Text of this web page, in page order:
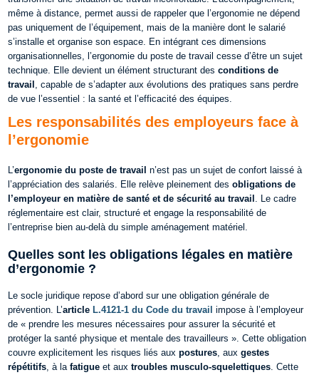
même à distance, permet aussi de rappeler que l’ergonomie ne dépend
pas uniquement de l’équipement, mais de la manière dont le salarié
s’installe et organise son espace. En intégrant ces dimensions
organisationnelles, l’ergonomie du poste de travail cesse d’être un sujet
technique. Elle devient un élément structurant desconditions de
travail , capable de s’adapter aux évolutions des pratiques sans perdre
de vue l’essentiel : la santé et l’efficacité des équipes.
Les responsabilités des employeurs face à
l’ergonomie
L’ergonomie du poste de travail n’est pas un sujet de confort laissé à
l’appréciation des salariés. Elle relève pleinement desobligations de
l’employeur en matière de santé et de sécurité au travail . Le cadre
réglementaire est clair, structuré et engage la responsabilité de
l’entreprise bien au-delà du simple aménagement matériel.
Quelles sont les obligations légales en matière
d’ergonomie ?
Le socle juridique repose d’abord sur une obligation générale de
prévention. L’article L.4121-1 du Code du travail impose à l’employeur
de « prendre les mesures nécessaires pour assurer la sécurité et
protéger la santé physique et mentale des travailleurs ». Cette obligation
couvre explicitement les risques liés auxpostures, auxgestes
répétitifs, à lafatigue et auxtroubles musculo-squelettiques. Cette